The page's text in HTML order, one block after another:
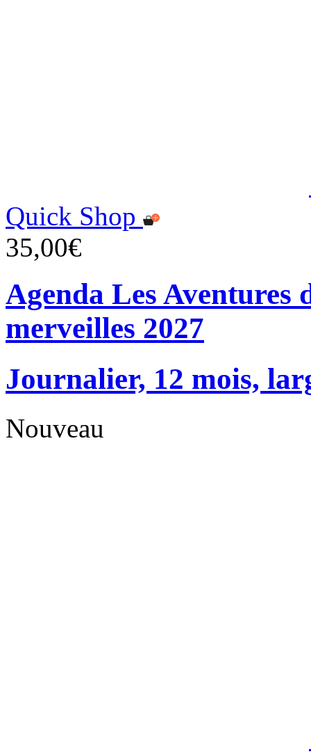
Quick Shop
35,00€
Agenda Les Aventures
merveilles 2027
Journalier, 12 mois,
Nouveau